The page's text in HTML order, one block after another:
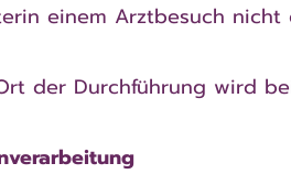
einem Arztbesuch
der Durchführung wird